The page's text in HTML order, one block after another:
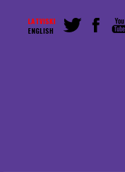
LATVISKI
ENGLISH